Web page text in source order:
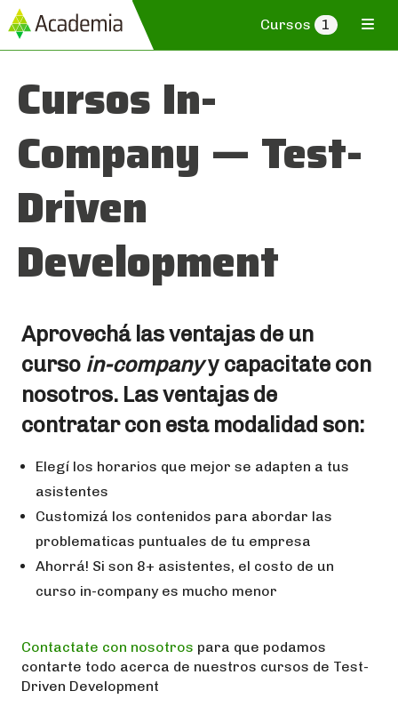
Cursos 1
Cursos In-
Company — Test-
Driven
Development
Aprovechá las ventajas de un
curso in-companyy capacitate con
nosotros. Las ventajas de
contratar con esta modalidad son:
Elegí los horarios que mejor se adapten a tus
asistentes
Customizá los contenidos para abordar las
problematicas puntuales de tu empresa
Ahorrá! Si son 8+ asistentes, el costo de un
curso in-company es mucho menor
Contactate con nosotros para que podamos
contarte todo acerca de nuestros cursos de Test-
Driven Development